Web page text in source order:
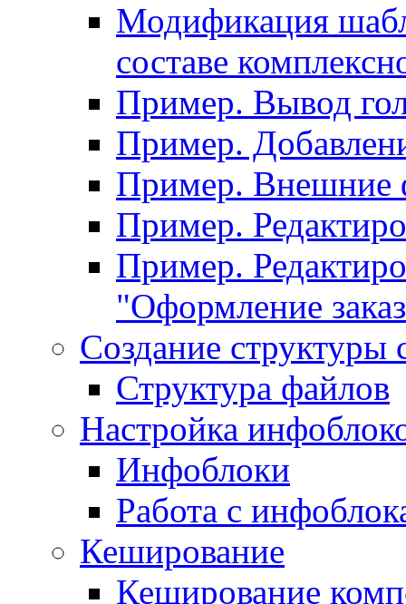
Модификация
составе
Пример. Вывод
Пример.
Пример. Внешние
Пример.
Пример.
"Оформление
Создание структуры
Структура файлов
Настройка
Инфоблоки
Работа с
Кеширование
Кеширование